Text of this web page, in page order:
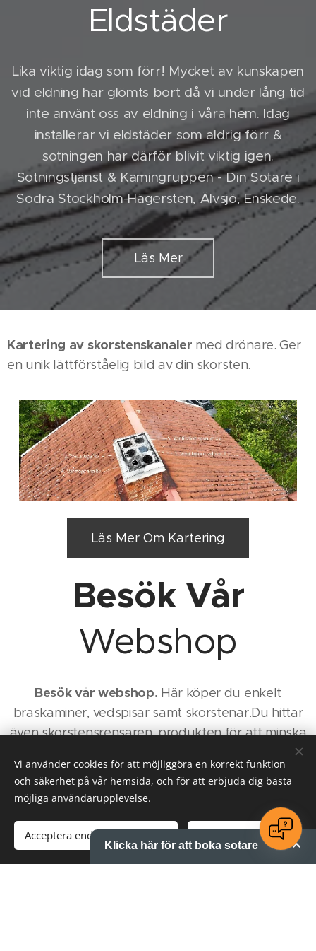
Eldstäder
Lika viktig idag som förr! Mycket av kunskapen
vid eldning har glömts bort då vi under lång tid
inte använt oss av eldning i våra hem. Idag
installerar vi eldstäder som aldrig förr &
sotningen har därför blivit viktig igen.
Sotningstjänst & Kamingruppen - Din Sotare i
Södra Stockholm-Hägersten, Älvsjö, Enskede.
Läs Mer
Kartering av skorstenskanaler med drönare. Ger
en unik lättförståelig bild av din skorsten.
Läs Mer Om Kartering
Besök Vår
Webshop
Besök vår webshop. Här köper du enkelt
braskaminer, vedspisar samt skorstenar.Du hittar
även skorstensrensaren, produkten för att minska
tillkommer ständigt i butiken.
Webshopen
Vi använder cookies för att möjliggöra en korrekt funktion
och säkerhet på vår hemsida, och för att erbjuda dig bästa
möjliga användarupplevelse.
Acceptera endast nödvändiga Acceptera alla
Klicka här för att boka sotare